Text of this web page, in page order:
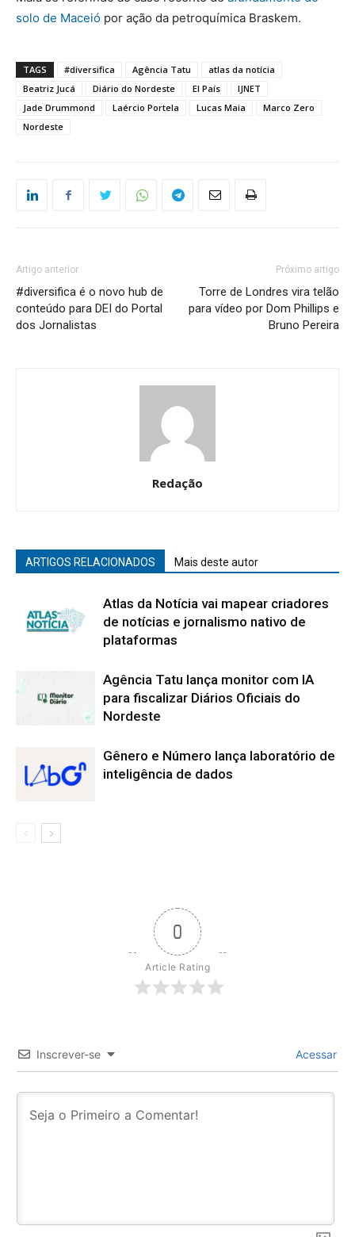
solo de Maceió por ação da petroquímica Braskem.
TAGS #diversifica Agência Tatu
atlas da notícia
Beatriz Jucá
Diário do Nordeste El País
IJNET
Jade Drummond
Laércio Portela Lucas Maia
Marco Zero
Nordeste
Artigo anterior
#diversifica é o novo hub de
conteúdo para DEI do Portal
dos Jornalistas
Próximo artigo
Torre de Londres vira telão
para vídeo por Dom Phillips e
Bruno Pereira
Redação
ARTIGOS RELACIONADOS Mais deste autor
Atlas da Notícia vai mapear criadores
de notícias e jornalismo nativo de
plataformas
Agência Tatu lança monitor com IA
para fiscalizar Diários Oficiais do
Nordeste
Gênero e Número lança laboratório de
inteligência de dados
0
Article Rating
Inscrever-se Acessar